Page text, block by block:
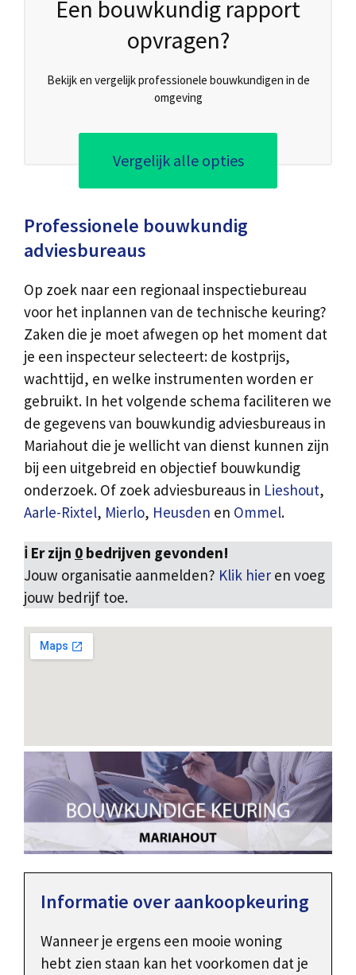
Een bouwkundig rapport
opvragen?
Bekijk en vergelijk professionele bouwkundigen in de
omgeving
Vergelijk alle opties
Professionele bouwkundig
adviesbureaus
Op zoek naar een regionaal inspectiebureau
voor het inplannen van de technische keuring?
Zaken die je moet afwegen op het moment dat
je een inspecteur selecteert: de kostprijs,
wachttijd, en welke instrumenten worden er
gebruikt. In het volgende schema faciliteren we
de gegevens van bouwkundig adviesbureaus in
Mariahout die je wellicht van dienst kunnen zijn
bij een uitgebreid en objectief bouwkundig
onderzoek. Of zoek adviesbureaus in Lieshout,
Aarle-Rixtel, Mierlo, Heusden en Ommel.
ℹ️ Er zijn 0 bedrijven gevonden!
Jouw organisatie aanmelden? Klik hier en voeg
jouw bedrijf toe.
Informatie over aankoopkeuring
Wanneer je ergens een mooie woning
hebt zien staan kan het voorkomen dat je